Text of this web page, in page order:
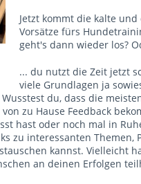
Jetzt kommt die kalte
Vorsätze fürs
geht's dann wieder los?
... du nutzt die Zeit jetzt
viele Grundlagen ja
du, dass die
zu Hause Feedback
hast oder noch mal in
zu interessanten
kannst. Vielleicht
an deinen Erfolgen